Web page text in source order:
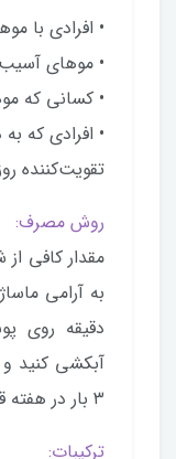
• افرادی با
• موهای آسیب
• کسانی که
• افرادی که
تقویت‌کننده
روش مصرف:
مقدار کافی
دقیقه روی
آبکشی کنید و
۳ بار در هفته قابل استفاده است.
ترکیبات: